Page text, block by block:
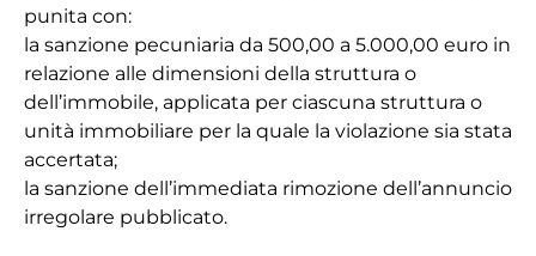
punita con:
la sanzione pecuniaria da 500,00 a 5.000,00 euro in
relazione alle dimensioni della struttura o
dell’immobile, applicata per ciascuna struttura o
unità immobiliare per la quale la violazione sia stata
accertata;
la sanzione dell’immediata rimozione dell’annuncio
irregolare pubblicato.